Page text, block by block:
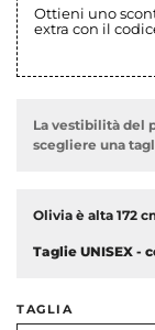
Ottieni uno
extra con il
La vestibilità del
scegliere una
Olivia è alta 172
Taglie UNISEX -
TAGLIA